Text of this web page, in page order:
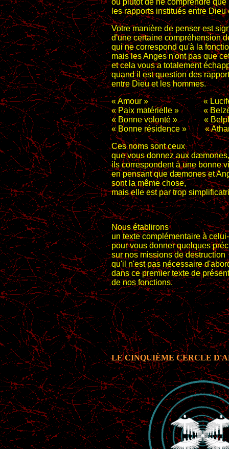
ou plutôt de ne comprendre
les rapports institués entre Dieu
Votre manière de penser est
d'une certaine compréhension
qui ne correspond qu'à la
mais les Anges n'ont pas que
et cela vous a totalement
quand il est question des
entre Dieu et les hommes.
« Amour » «
« Paix matérielle » «
« Bonne volonté » «
« Bonne résidence » «
Ces noms sont ceux
que vous donnez aux dæmones,
ils correspondent à une bonne
en pensant que dæmones et
sont la même chose,
mais elle est par trop
Nous établirons
un texte complémentaire à
pour vous donner quelques
sur nos missions de destruction
qu'il n'est pas nécessaire
dans ce premier texte de
de nos fonctions.
LE CINQUIÈME CERCLE